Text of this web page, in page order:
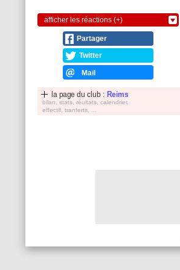
afficher les réactions (+)
Partager
Twitter
Mail
la page du club : Reims
bilan, stats, réultats, calendrier,
effectif, tranferts, ...